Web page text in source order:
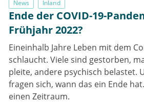
News Inland
Ende der COVID-19-
Frühjahr 2022?
Eineinhalb Jahre Leben mit dem
schlaucht. Viele sind gestorben,
pleite, andere psychisch belastet.
fragen sich, wann das ein Ende
einen Zeitraum.